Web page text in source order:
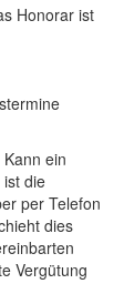
Honorarist
Kann ein
die
per Telefon
dies
Vergütung